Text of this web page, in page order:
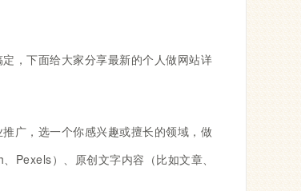
，下面给大家分享最新的个人做网站详
广，选一个你感兴趣或擅长的领域，做
Pexels）、原创文字内容（比如文章、